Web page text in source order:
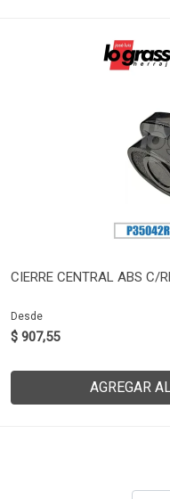
CIERRE CENTRAL ABS C/
Desde
$ 907,55
AGREGAR